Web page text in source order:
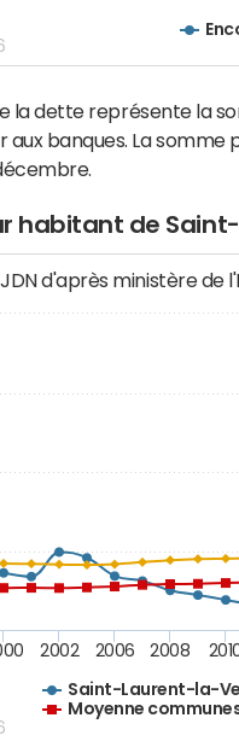
la dette représente la
aux banques. La
habitant de
d'après ministère de
Saint-Laurent-la-
Moyenne
2002 2006 2008